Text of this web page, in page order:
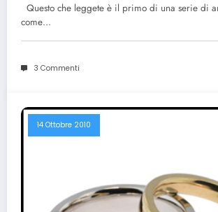
Questo che leggete è il primo di una serie di
come…
3 Commenti
14 Ottobre 2010